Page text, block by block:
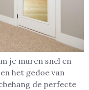
je muren snel en
het gedoe van
de perfecte